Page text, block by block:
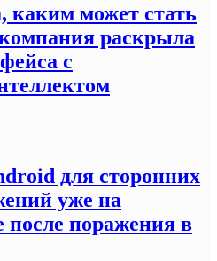
каким может стать
раскрыла
с
для сторонних
уже на
после поражения в